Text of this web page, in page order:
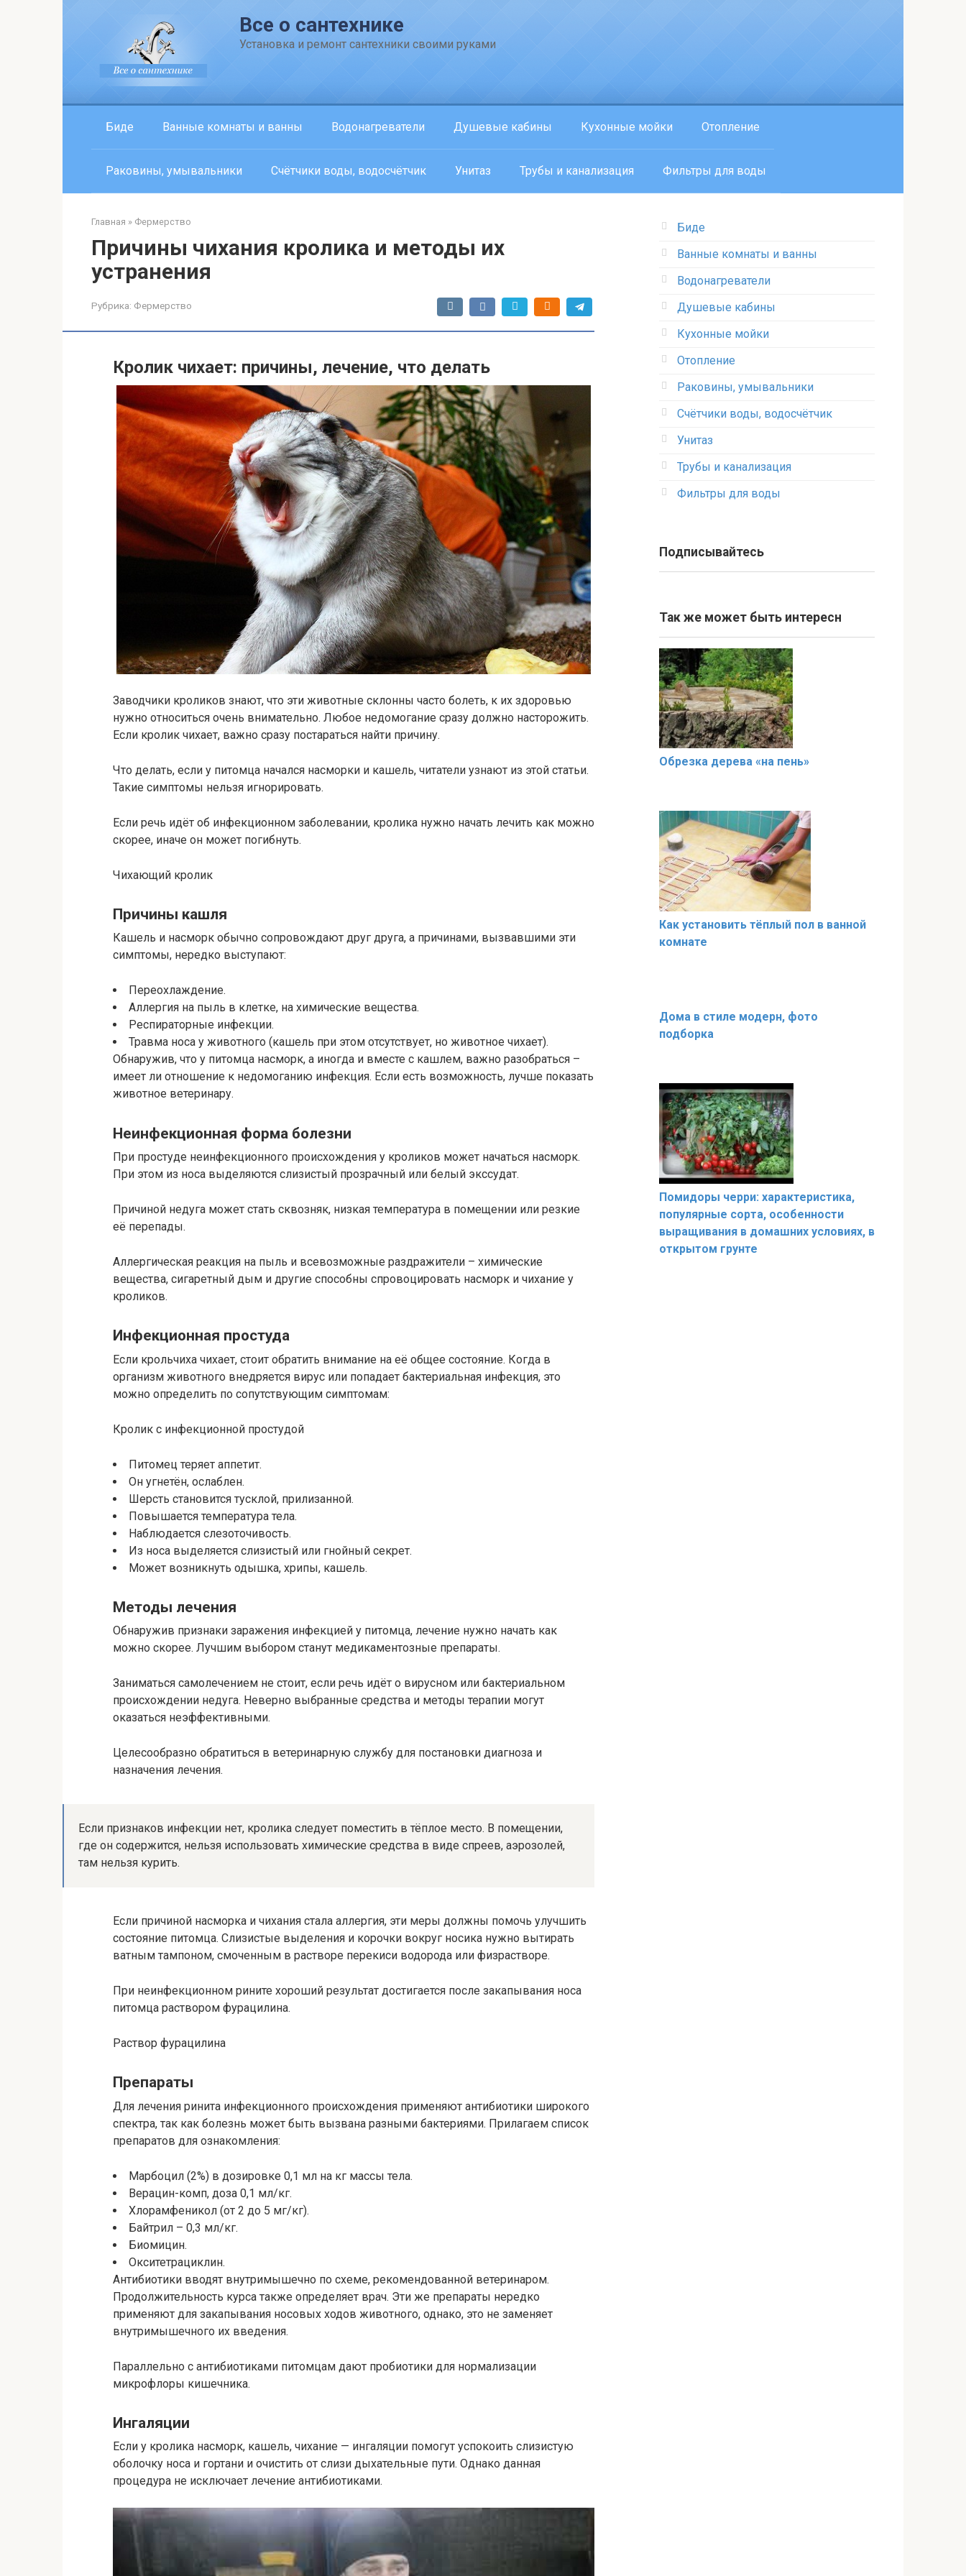
Все о сантехнике
Установка и ремонт сантехники своими руками
Биде Ванные комнаты и ванны Водонагреватели Душевые кабины Кухонные мойки Отопление
Раковины, умывальники Счётчики воды, водосчётчик Унитаз Трубы и канализация Фильтры для воды
Главная » Фермерство
Причины чихания кролика и методы их
устранения
Рубрика: Фермерство
Кролик чихает: причины, лечение, что делать
Заводчики кроликов знают, что эти животные склонны часто болеть, к их здоровью
нужно относиться очень внимательно. Любое недомогание сразу должно насторожить.
Если кролик чихает, важно сразу постараться найти причину.
Что делать, если у питомца начался насморки и кашель, читатели узнают из этой статьи.
Такие симптомы нельзя игнорировать.
Если речь идёт об инфекционном заболевании, кролика нужно начать лечить как можно
скорее, иначе он может погибнуть.
Чихающий кролик
Причины кашля
Кашель и насморк обычно сопровождают друг друга, а причинами, вызвавшими эти
симптомы, нередко выступают:
Переохлаждение.
Аллергия на пыль в клетке, на химические вещества.
Респираторные инфекции.
Травма носа у животного (кашель при этом отсутствует, но животное чихает).
Обнаружив, что у питомца насморк, а иногда и вместе с кашлем, важно разобраться –
имеет ли отношение к недомоганию инфекция. Если есть возможность, лучше показать
животное ветеринару.
Неинфекционная форма болезни
При простуде неинфекционного происхождения у кроликов может начаться насморк.
При этом из носа выделяются слизистый прозрачный или белый экссудат.
Причиной недуга может стать сквозняк, низкая температура в помещении или резкие
её перепады.
Аллергическая реакция на пыль и всевозможные раздражители – химические
вещества, сигаретный дым и другие способны спровоцировать насморк и чихание у
кроликов.
Инфекционная простуда
Если крольчиха чихает, стоит обратить внимание на её общее состояние. Когда в
организм животного внедряется вирус или попадает бактериальная инфекция, это
можно определить по сопутствующим симптомам:
Кролик с инфекционной простудой
Питомец теряет аппетит.
Он угнетён, ослаблен.
Шерсть становится тусклой, прилизанной.
Повышается температура тела.
Наблюдается слезоточивость.
Из носа выделяется слизистый или гнойный секрет.
Может возникнуть одышка, хрипы, кашель.
Методы лечения
Обнаружив признаки заражения инфекцией у питомца, лечение нужно начать как
можно скорее. Лучшим выбором станут медикаментозные препараты.
Заниматься самолечением не стоит, если речь идёт о вирусном или бактериальном
происхождении недуга. Неверно выбранные средства и методы терапии могут
оказаться неэффективными.
Целесообразно обратиться в ветеринарную службу для постановки диагноза и
назначения лечения.
Если признаков инфекции нет, кролика следует поместить в тёплое место. В помещении,
где он содержится, нельзя использовать химические средства в виде спреев, аэрозолей,
там нельзя курить.
Если причиной насморка и чихания стала аллергия, эти меры должны помочь улучшить
состояние питомца. Слизистые выделения и корочки вокруг носика нужно вытирать
ватным тампоном, смоченным в растворе перекиси водорода или физрастворе.
При неинфекционном рините хороший результат достигается после закапывания носа
питомца раствором фурацилина.
Раствор фурацилина
Препараты
Для лечения ринита инфекционного происхождения применяют антибиотики широкого
спектра, так как болезнь может быть вызвана разными бактериями. Прилагаем список
препаратов для ознакомления:
Марбоцил (2%) в дозировке 0,1 мл на кг массы тела.
Верацин-комп, доза 0,1 мл/кг.
Хлорамфеникол (от 2 до 5 мг/кг).
Байтрил – 0,3 мл/кг.
Биомицин.
Окситетрациклин.
Антибиотики вводят внутримышечно по схеме, рекомендованной ветеринаром.
Продолжительность курса также определяет врач. Эти же препараты нередко
применяют для закапывания носовых ходов животного, однако, это не заменяет
внутримышечного их введения.
Параллельно с антибиотиками питомцам дают пробиотики для нормализации
микрофлоры кишечника.
Ингаляции
Если у кролика насморк, кашель, чихание — ингаляции помогут успокоить слизистую
оболочку носа и гортани и очистить от слизи дыхательные пути. Однако данная
процедура не исключает лечение антибиотиками.
Биде
Ванные комнаты и ванны
Водонагреватели
Душевые кабины
Кухонные мойки
Отопление
Раковины, умывальники
Счётчики воды, водосчётчик
Унитаз
Трубы и канализация
Фильтры для воды
Подписывайтесь
Так же может быть интересн
Обрезка дерева «на пень»
Как установить тёплый пол в ванной
комнате
Дома в стиле модерн, фото
подборка
Помидоры черри: характеристика,
популярные сорта, особенности
выращивания в домашних условиях, в
открытом грунте